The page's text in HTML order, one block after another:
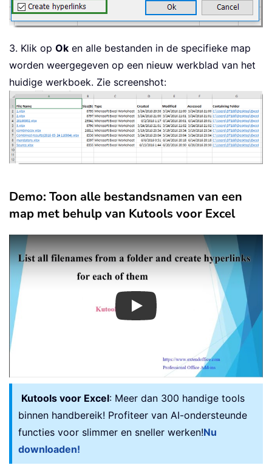
3. Klik op Ok en alle bestanden in de specifieke map
worden weergegeven op een nieuw werkblad van het
huidige werkboek. Zie screenshot:
Demo: Toon alle bestandsnamen van een
map met behulp van Kutools voor Excel
Play
Kutools voor Excel: Meer dan 300 handige tools
binnen handbereik! Profiteer van AI-ondersteunde
functies voor slimmer en sneller werken!Nu
downloaden!